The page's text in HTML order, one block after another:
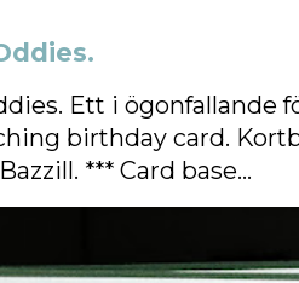
Ett i ögonfallande
birthday card.
*** Card base...